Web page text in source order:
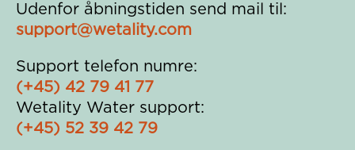
Udenfor åbningstiden send mail til:
support@wetality.com
Support telefon numre:
(+45) 42 79 41 77
Wetality Water support:
(+45) 52 39 42 79